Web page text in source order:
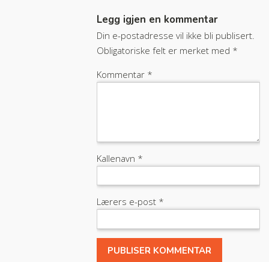
Legg igjen en kommentar
Din e-postadresse vil ikke bli publisert.
Obligatoriske felt er merket med *
Kommentar *
Kallenavn *
Lærers e-post *